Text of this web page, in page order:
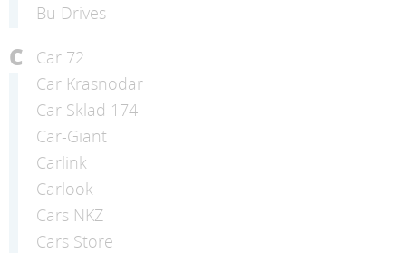
Bu Drives
C
Car 72
Car Krasnodar
Car Sklad 174
Car-Giant
Carlink
Carlook
Cars NKZ
Cars Store